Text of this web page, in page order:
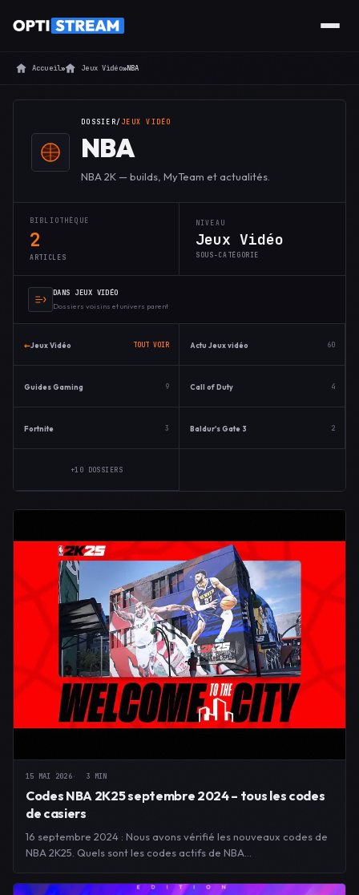
Accueil» Jeux Vidéo»NBA
DOSSIER / JEUX VIDÉO
NBA
NBA 2K — builds, MyTeam et actualités.
BIBLIOTHÈQUE
2
ARTICLES
NIVEAU
Jeux Vidéo
SOUS-CATÉGORIE
DANS JEUX VIDÉO
Dossiers voisins et univers parent
←Jeux Vidéo TOUT VOIR Actu Jeux vidéo 60
Guides Gaming 9 Call of Duty 4
Fortnite 3 Baldur's Gate 3 2
+10 DOSSIERS
15 MAI 2026 3 MIN
Codes NBA 2K25 septembre 2024 – tous les codes
de casiers
16 septembre 2024 : Nous avons vérifié les nouveaux codes de
NBA 2K25. Quels sont les codes actifs de NBA…